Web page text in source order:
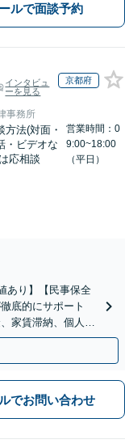
ルで面談予約
インタビュ
ーを見る
京都府
事務所
方法(対面・
・ビデオな
応相談
営業時間：0
9:00~18:00
（平日）
あり】【民事保全
底的にサポート
家賃滞納、個人間
でお問い合わせ